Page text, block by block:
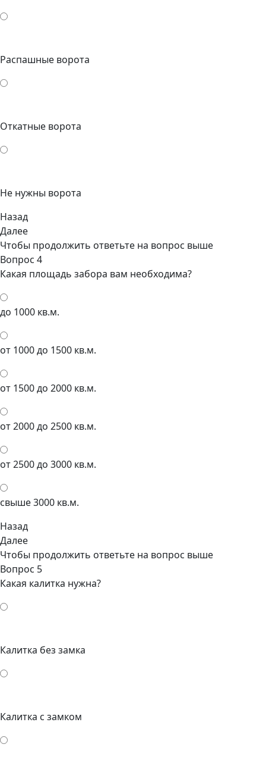
Распашные ворота
Откатные ворота
Не нужны ворота
Назад
Далее
Чтобы продолжить ответьте на вопрос выше
Вопрос 4
Какая площадь забора вам необходима?
до 1000 кв.м.
от 1000 до 1500 кв.м.
от 1500 до 2000 кв.м.
от 2000 до 2500 кв.м.
от 2500 до 3000 кв.м.
свыше 3000 кв.м.
Назад
Далее
Чтобы продолжить ответьте на вопрос выше
Вопрос 5
Какая калитка нужна?
Калитка без замка
Калитка с замком